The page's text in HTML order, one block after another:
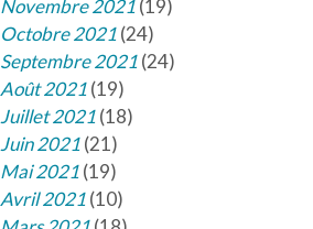
Novembre 2021(19)
Octobre 2021(24)
Septembre 2021(24)
Août 2021(19)
Juillet 2021(18)
Juin 2021(21)
Mai 2021(19)
Avril 2021(10)